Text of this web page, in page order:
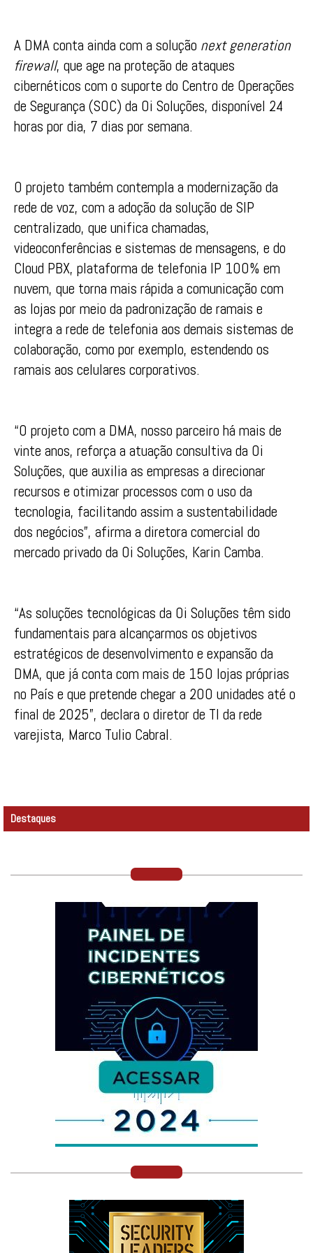
A DMA conta ainda com a solução next generation
firewall, que age na proteção de ataques
cibernéticos com o suporte do Centro de Operações
de Segurança (SOC) da Oi Soluções, disponível 24
horas por dia, 7 dias por semana.
O projeto também contempla a modernização da
rede de voz, com a adoção da solução de SIP
centralizado, que unifica chamadas,
videoconferências e sistemas de mensagens, e do
Cloud PBX, plataforma de telefonia IP 100% em
nuvem, que torna mais rápida a comunicação com
as lojas por meio da padronização de ramais e
integra a rede de telefonia aos demais sistemas de
colaboração, como por exemplo, estendendo os
ramais aos celulares corporativos.
“O projeto com a DMA, nosso parceiro há mais de
vinte anos, reforça a atuação consultiva da Oi
Soluções, que auxilia as empresas a direcionar
recursos e otimizar processos com o uso da
tecnologia, facilitando assim a sustentabilidade
dos negócios”, afirma a diretora comercial do
mercado privado da Oi Soluções, Karin Camba.
“As soluções tecnológicas da Oi Soluções têm sido
fundamentais para alcançarmos os objetivos
estratégicos de desenvolvimento e expansão da
DMA, que já conta com mais de 150 lojas próprias
no País e que pretende chegar a 200 unidades até o
final de 2025”, declara o diretor de TI da rede
varejista, Marco Tulio Cabral.
Destaques